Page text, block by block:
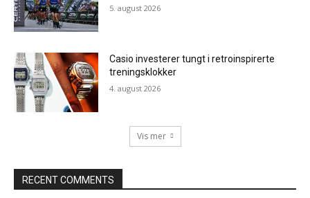
5. august 2026
Casio investerer tungt i retroinspirerte
treningsklokker
4. august 2026
Vis mer
RECENT COMMENTS